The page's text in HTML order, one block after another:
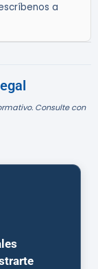
a
Consulte con